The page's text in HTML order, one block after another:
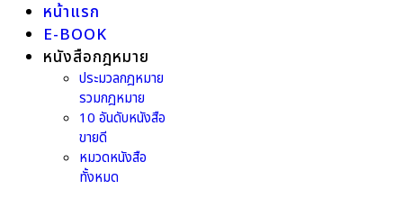
หน้าแรก
E-BOOK
หนังสือกฎหมาย
ประมวลกฎหมาย
รวมกฎหมาย
10 อันดับหนังสือ
ขายดี
หมวดหนังสือ
ทั้งหมด